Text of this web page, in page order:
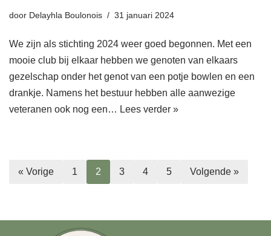
door Delayhla Boulonois 31 januari 2024
We zijn als stichting 2024 weer goed begonnen. Met een
mooie club bij elkaar hebben we genoten van elkaars
gezelschap onder het genot van een potje bowlen en een
drankje. Namens het bestuur hebben alle aanwezige
veteranen ook nog een… Lees verder »
« Vorige 1 2 3 4 5 Volgende »